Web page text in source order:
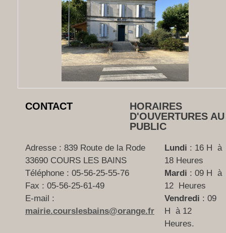
CONTACT
HORAIRES
D'OUVERTURES AU
PUBLIC
Adresse : 839 Route de la Rode
33690 COURS LES BAINS
Téléphone : 05-56-25-55-76
Fax : 05-56-25-61-49
E-mail :
mairie.courslesbains@orange.fr
Lundi : 16 H à
18 Heures
Mardi : 09 H à
12 Heures
Vendredi : 09
H à 12
Heures.